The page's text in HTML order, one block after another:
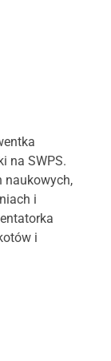
na SWPS.
naukowych,
i
i